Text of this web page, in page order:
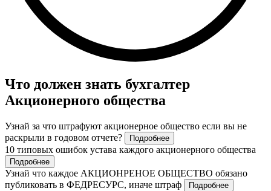
Что должен знать бухгалтер
Акционерного общества
Узнай за что штрафуют акционерное общество если вы не
раскрыли в годовом отчете?
Подробнее
10 типовых ошибок устава каждого акционерного общества
Подробнее
Узнай что каждое АКЦИОНРЕНОЕ ОБЩЕСТВО обязано
публиковать в ФЕДРЕСУРС, иначе штраф
Подробнее